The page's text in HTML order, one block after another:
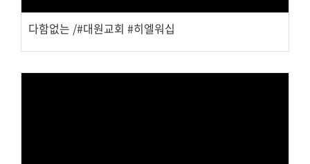
다함없는 /#대원교회 #히엘워십